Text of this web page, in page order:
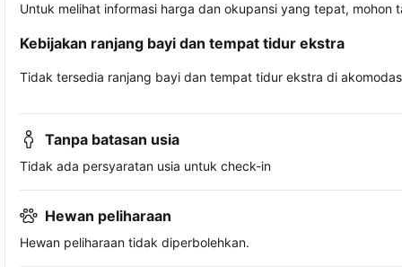
Untuk melihat informasi harga dan okupansi yang tepat,
Kebijakan ranjang bayi dan tempat tidur ekstra
Tidak tersedia ranjang bayi dan tempat tidur ekstra di
Tanpa batasan usia
Tidak ada persyaratan usia untuk check-in
Hewan peliharaan
Hewan peliharaan tidak diperbolehkan.